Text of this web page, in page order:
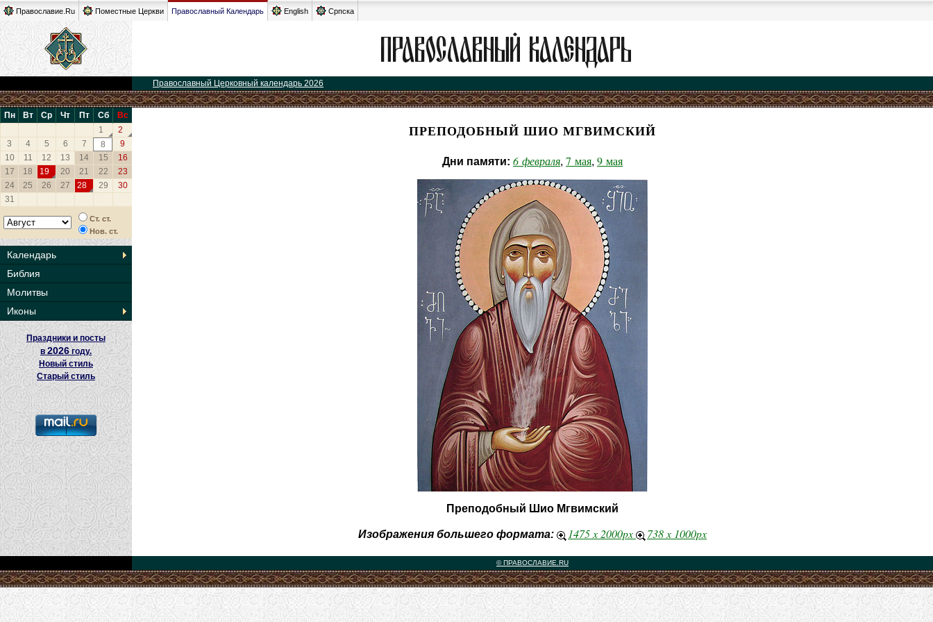
Православие.Ru Поместные Церкви Православный Календарь English Српска
Православный Церковный календарь 2026
Пн Вт Ср Чт Пт Сб
Вс
1
2
3
4 5 6 7 8
9
10
11 12 13 14 15
16
17
18 19 20 21 22
23
24
25 26 27 28 29
30
31
Ст. ст.
Нов. ст.
Календарь
Библия
Молитвы
Иконы
Праздники и посты
в2026 году.
Новый стиль
Старый стиль
ПРЕПОДОБНЫЙ ШИО МГВИМСКИЙ
Дни памяти: 6 февраля, 7 мая, 9 мая
Преподобный Шио Мгвимский
Изображения большего формата: 1475 x 2000px 738 x 1000px
© ПРАВОСЛАВИЕ.RU